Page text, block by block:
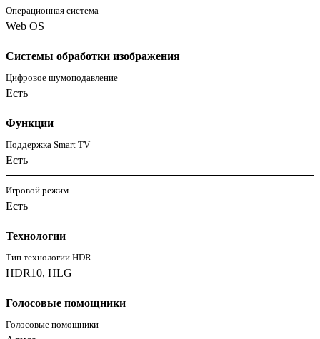
Операционная система
Web OS
Системы обработки изображения
Цифровое шумоподавление
Есть
Функции
Поддержка Smart TV
Есть
Игровой режим
Есть
Технологии
Тип технологии HDR
HDR10, HLG
Голосовые помощники
Голосовые помощники